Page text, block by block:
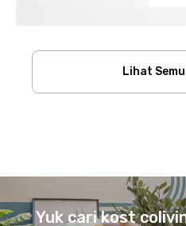
Lihat
Yuk cari kost